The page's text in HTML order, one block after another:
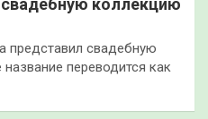
коллекцию
представил свадебную
переводится как